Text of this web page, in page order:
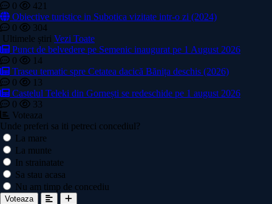
0
421
Obiective turistice in Subotica vizitate intr-o zi (2024)
0
304
Ultimele știri Vezi Toate
Punct de belvedere pe Semenic inaugurat pe 1 August 2026
0
14
Traseu tematic spre Cetatea dacică Bănița deschis (2026)
0
13
Castelul Teleki din Gornești se redeschide pe 1 august 2026
0
33
Voteaza
Unde preferi sa iti petreci concediul?
La mare
La munte
In strainatate
Sa stau acasa
Nu am timp de concediu
Voteaza